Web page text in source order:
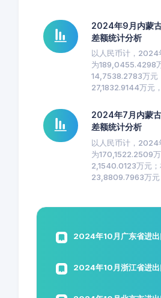
2024年9月内蒙
差额统计分析
以人民币计，2024
为189,0455.4298
14,7538.2783万元
27,1832.9144万元
2024年7月内蒙
差额统计分析
以人民币计，2024
为170,1522.2509
2,1540.0123万元
23,8809.7963万元
2024年10月广东省进出
2024年10月浙江省进出